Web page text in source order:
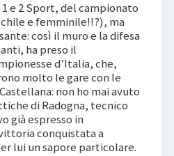
e 2 Sport, del campionato
e femminile!!?), ma
così il muro e la difesa
ha preso il
d’Italia, che,
molto le gare con le
non ho mai avuto
di Radogna, tecnico
già espresso in
conquistata a
lui un sapore particolare.